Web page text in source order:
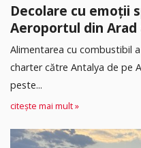
Decolare cu emoții
Aeroportul din
Alimentarea cu combustibil
charter către Antalya de pe
peste...
citește mai mult »